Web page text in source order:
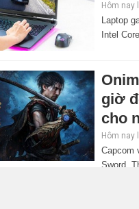
Hôm nay
Laptop
Intel
giờ
cho
Hôm nay
Capcom
Sword.